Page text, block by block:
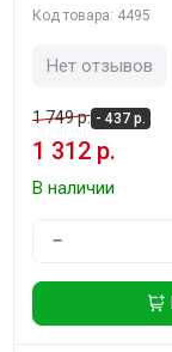
Код товара: 4495
Нет отзывов
1 749 р. - 437 р.
1 312 р.
В наличии
−